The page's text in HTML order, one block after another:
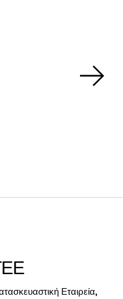
Εταιρεία,